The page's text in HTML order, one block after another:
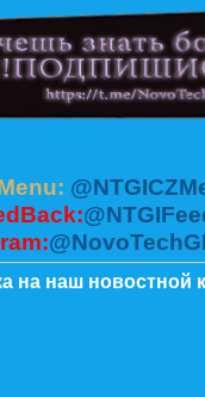
на наш новостной